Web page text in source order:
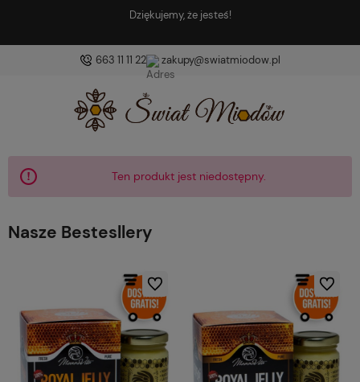
663 11 11 22 zakupy@swiatmiodow.pl
Ten produkt jest niedostępny.
Nasze Bestesllery
Do ulubionych Do